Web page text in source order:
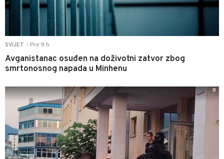
SVIJET Pre 9 h
Avganistanac osuđen na doživotni zatvor zbog
smrtonosnog napada u Minhenu
0